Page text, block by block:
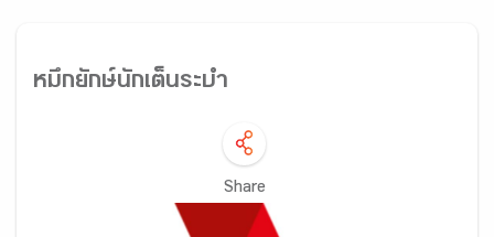
หมึกยักษ์นักเต็นระบำ
Share